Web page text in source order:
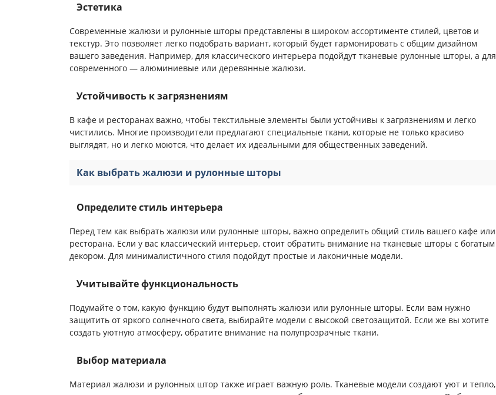
Эстетика
Современные жалюзи и рулонные шторы представлены в широком ассортименте стилей, цветов и
текстур. Это позволяет легко подобрать вариант, который будет гармонировать с общим дизайном
вашего заведения. Например, для классического интерьера подойдут тканевые рулонные шторы, а для
современного — алюминиевые или деревянные жалюзи.
Устойчивость к загрязнениям
В кафе и ресторанах важно, чтобы текстильные элементы были устойчивы к загрязнениям и легко
чистились. Многие производители предлагают специальные ткани, которые не только красиво
выглядят, но и легко моются, что делает их идеальными для общественных заведений.
Как выбрать жалюзи и рулонные шторы
Определите стиль интерьера
Перед тем как выбрать жалюзи или рулонные шторы, важно определить общий стиль вашего кафе или
ресторана. Если у вас классический интерьер, стоит обратить внимание на тканевые шторы с богатым
декором. Для минималистичного стиля подойдут простые и лаконичные модели.
Учитывайте функциональность
Подумайте о том, какую функцию будут выполнять жалюзи или рулонные шторы. Если вам нужно
защитить от яркого солнечного света, выбирайте модели с высокой светозащитой. Если же вы хотите
создать уютную атмосферу, обратите внимание на полупрозрачные ткани.
Выбор материала
Материал жалюзи и рулонных штор также играет важную роль. Тканевые модели создают уют и тепло,